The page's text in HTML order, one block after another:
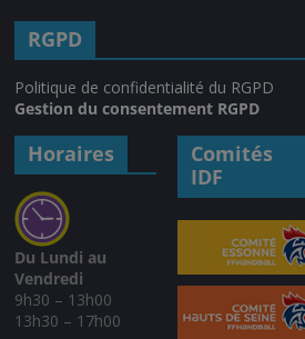
RGPD
Politique de confidentialité du RGPD
Gestion du consentement RGPD
Horaires
Du Lundi au
Vendredi
9h30 – 13h00
13h30 – 17h00
Comités
IDF